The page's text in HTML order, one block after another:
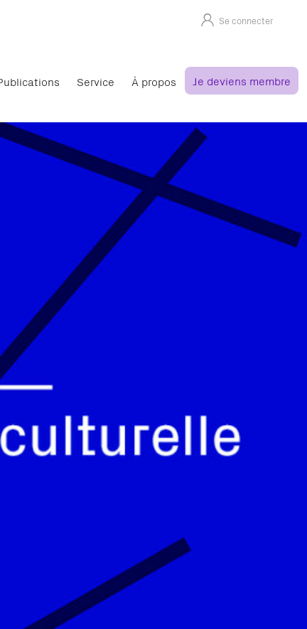
Se connecter
Service À propos Je deviens membre